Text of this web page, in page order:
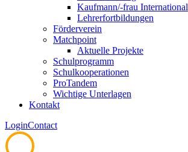
Kaufmann/-frau International
Lehrerfortbildungen
Förderverein
Matchpoint
Aktuelle Projekte
Schulprogramm
Schulkooperationen
ProTandem
Wichtige Unterlagen
Kontakt
LoginContact